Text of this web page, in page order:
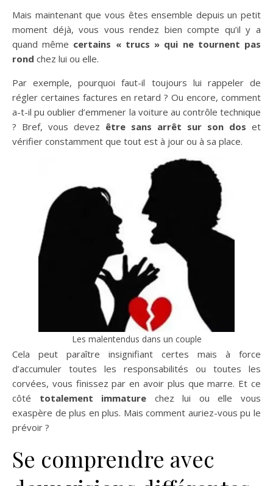
Mais maintenant que vous êtes ensemble depuis un petit
moment déjà, vous vous rendez bien compte qu’il y a
quand même certains « trucs » qui ne tournent pas
rond chez lui ou elle.
Par exemple, pourquoi faut-il toujours lui rappeler de
régler certaines factures en retard ? Ou encore, comment
a-t-il pu oublier d’emmener la voiture au contrôle technique
? Bref, vous devez être sans arrêt sur son dos et
vérifier constamment que tout est à jour ou à sa place.
Les malentendus dans un couple
Cela peut paraître insignifiant certes mais à force
d’accumuler toutes les responsabilités ou toutes les
corvées, vous finissez par en avoir plus que marre. Et ce
côté totalement immature chez lui ou elle vous
exaspère de plus en plus. Mais comment auriez-vous pu le
prévoir ?
Se comprendre avec